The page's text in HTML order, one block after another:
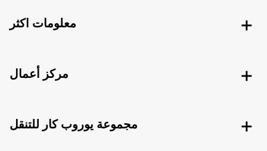
معلومات اكثر
مركز أعمال
مجموعة يوروب كار للتنقل